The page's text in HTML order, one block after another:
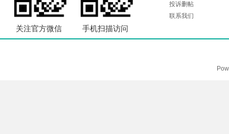
关注官方微信 手机扫描访问
投诉删帖
联系我们